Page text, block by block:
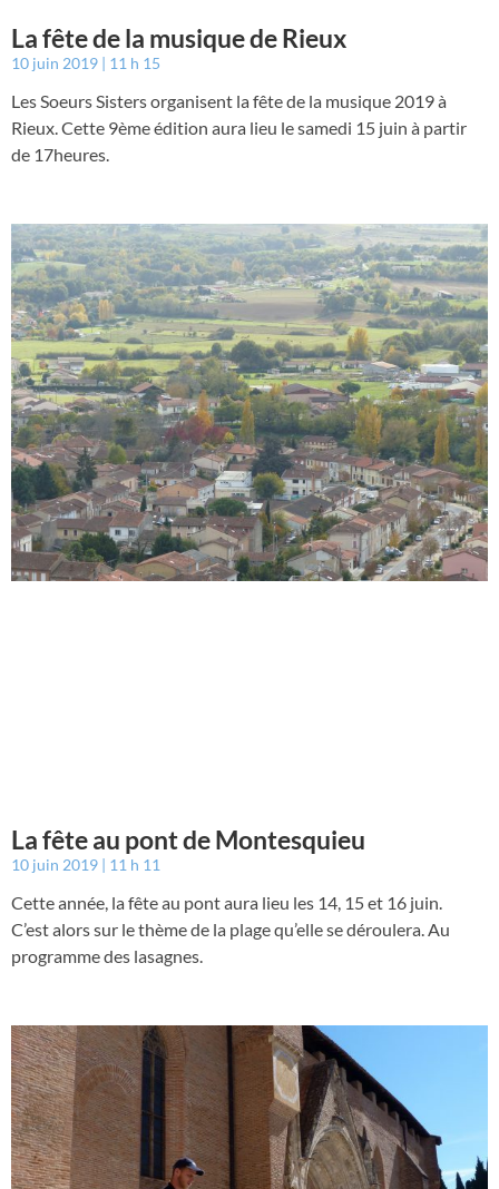
La fête de la musique de Rieux
10 juin 2019 11 h 15
Les Soeurs Sisters organisent la fête de la musique 2019 à
Rieux. Cette 9ème édition aura lieu le samedi 15 juin à partir
de 17heures.
La fête au pont de Montesquieu
10 juin 2019 11 h 11
Cette année, la fête au pont aura lieu les 14, 15 et 16 juin.
C’est alors sur le thème de la plage qu’elle se déroulera. Au
programme des lasagnes.